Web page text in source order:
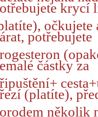
krycí
očkujete
potřebujete
částky za
(platíte),
několik